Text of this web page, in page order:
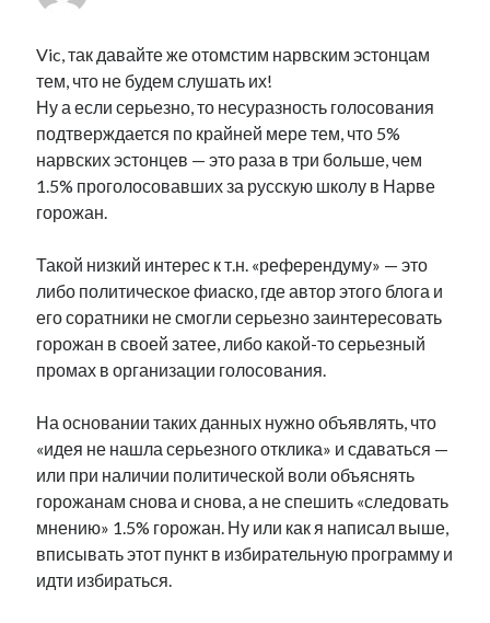
Vic, так давайте же отомстим нарвским эстонцам
тем, что не будем слушать их!
Ну а если серьезно, то несуразность голосования
подтверждается по крайней мере тем, что 5%
нарвских эстонцев — это раза в три больше, чем
1.5% проголосовавших за русскую школу в Нарве
горожан.
Такой низкий интерес к т.н. «референдуму» — это
либо политическое фиаско, где автор этого блога и
его соратники не смогли серьезно заинтересовать
горожан в своей затее, либо какой-то серьезный
промах в организации голосования.
На основании таких данных нужно объявлять, что
«идея не нашла серьезного отклика» и сдаваться —
или при наличии политической воли объяснять
горожанам снова и снова, а не спешить «следовать
мнению» 1.5% горожан. Ну или как я написал выше,
вписывать этот пункт в избирательную программу и
идти избираться.